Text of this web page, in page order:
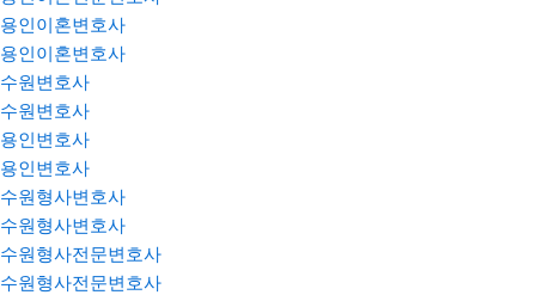
용인이혼변호사
용인이혼변호사
수원변호사
수원변호사
용인변호사
용인변호사
수원형사변호사
수원형사변호사
수원형사전문변호사
수원형사전문변호사